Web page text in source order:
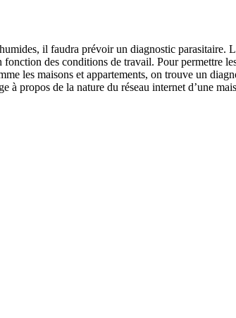
il faudra prévoir un diagnostic parasitaire.
des conditions de travail. Pour permettre
les maisons et appartements, on trouve un
propos de la nature du réseau internet d’une